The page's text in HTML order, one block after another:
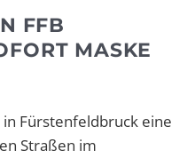
FFB
MASKE T
Fürstenfeldbruck eine
Straßen im